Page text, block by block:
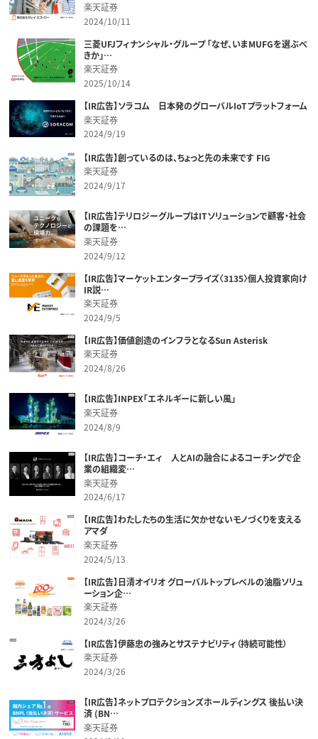
楽天証券
2024/10/11
三菱UFJフィナンシャル・グループ 「なぜ、いまMUFGを選ぶべ
きか」…
楽天証券
2025/10/14
【IR広告】ソラコム 日本発のグローバルIoTプラットフォーム
楽天証券
2024/9/19
【IR広告】創っているのは、ちょっと先の未来です FIG
楽天証券
2024/9/17
【IR広告】テリロジーグループはITソリューションで顧客・社会
の課題を…
楽天証券
2024/9/12
【IR広告】マーケットエンタープライズ〈3135〉個人投資家向け
IR説…
楽天証券
2024/9/5
【IR広告】価値創造のインフラとなるSun Asterisk
楽天証券
2024/8/26
【IR広告】INPEX「エネルギーに新しい風」
楽天証券
2024/8/9
【IR広告】コーチ・エィ 人とAIの融合によるコーチングで企
業の組織変…
楽天証券
2024/6/17
【IR広告】わたしたちの生活に欠かせないモノづくりを支える
アマダ
楽天証券
2024/5/13
【IR広告】日清オイリオ グローバルトップレベルの油脂ソリュ
ーション企…
楽天証券
2024/3/26
【IR広告】伊藤忠の強みとサステナビリティ（持続可能性）
楽天証券
2024/3/26
【IR広告】ネットプロテクションズホールディングス 後払い決
済 (BN…
楽天証券